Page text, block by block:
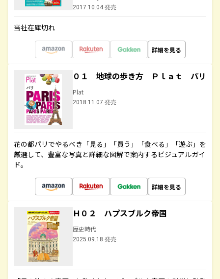
2017.10.04 発売
当社在庫切れ
詳細を見る
０１ 地球の歩き方 Ｐｌａｔ パリ
Plat
2018.11.07 発売
花の都パリでやるべき「見る」「買う」「食べる」「遊ぶ」を
厳選して、豊富な写真と詳細な図解で案内するビジュアルガイ
ド。
詳細を見る
Ｈ０２ ハプスブルク帝国
歴史時代
2025.09.18 発売